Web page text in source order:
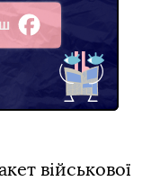
військової